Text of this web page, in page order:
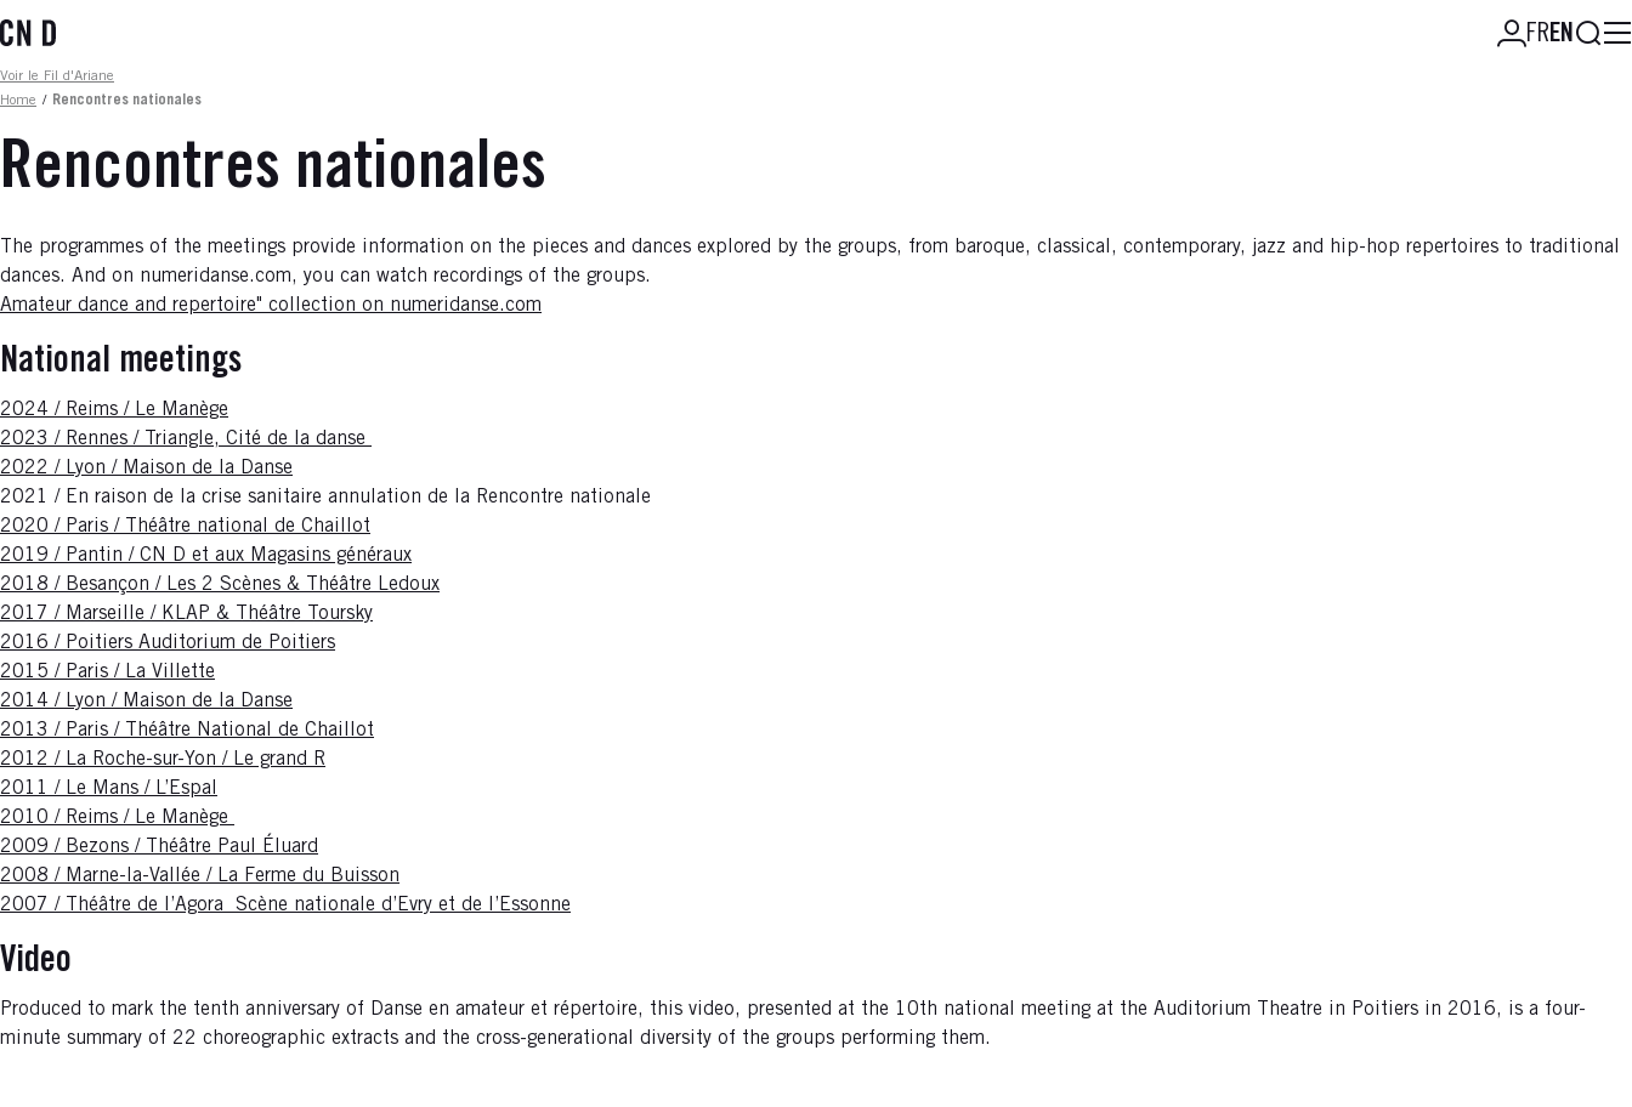
to
content
FREN
Fil d'ariane
Voir le Fil d'Ariane
Home / Rencontres nationales
Rencontres nationales
The programmes of the meetings provide information on the pieces and dances explored by the groups, from baroque, classical, contemporary, jazz and hip-hop repertoires to traditional
dances. And on numeridanse.com, you can watch recordings of the groups.
Amateur dance and repertoire" collection on numeridanse.com
National meetings
2024 / Reims / Le Manège
2023 / Rennes / Triangle, Cité de la danse
2022 / Lyon / Maison de la Danse
2021 / En raison de la crise sanitaire annulation de la Rencontre nationale
2020 / Paris / Théâtre national de Chaillot
2019 / Pantin / CN D et aux Magasins généraux
2018 / Besançon / Les 2 Scènes & Théâtre Ledoux
2017 / Marseille / KLAP & Théâtre Toursky
2016 / Poitiers Auditorium de Poitiers
2015 / Paris / La Villette
2014 / Lyon / Maison de la Danse
2013 / Paris / Théâtre National de Chaillot
2012 / La Roche-sur-Yon / Le grand R
2011 / Le Mans / L’Espal
2010 / Reims / Le Manège
2009 / Bezons / Théâtre Paul Éluard
2008 / Marne-la-Vallée / La Ferme du Buisson
2007 / Théâtre de l’Agora Scène nationale d’Evry et de l’Essonne
Video
Produced to mark the tenth anniversary of Danse en amateur et répertoire, this video, presented at the 10th national meeting at the Auditorium Theatre in Poitiers in 2016, is a four-
minute summary of 22 choreographic extracts and the cross-generational diversity of the groups performing them.